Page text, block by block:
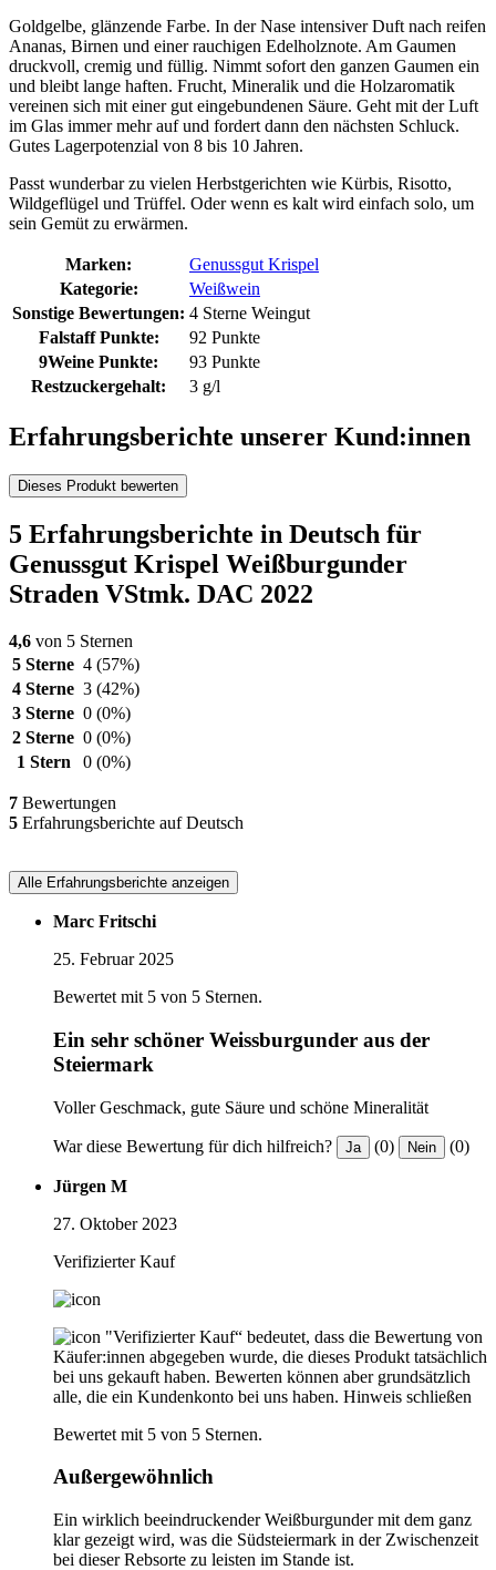
Goldgelbe, glänzende Farbe. In der Nase intensiver Duft nach reifen
Ananas, Birnen und einer rauchigen Edelholznote. Am Gaumen
druckvoll, cremig und füllig. Nimmt sofort den ganzen Gaumen ein
und bleibt lange haften. Frucht, Mineralik und die Holzaromatik
vereinen sich mit einer gut eingebundenen Säure. Geht mit der Luft
im Glas immer mehr auf und fordert dann den nächsten Schluck.
Gutes Lagerpotenzial von 8 bis 10 Jahren.
Passt wunderbar zu vielen Herbstgerichten wie Kürbis, Risotto,
Wildgeflügel und Trüffel. Oder wenn es kalt wird einfach solo, um
sein Gemüt zu erwärmen.
Marken:
Genussgut Krispel
Kategorie:
Weißwein
Sonstige Bewertungen: 4 Sterne Weingut
Falstaff Punkte:
92 Punkte
9Weine Punkte:
93 Punkte
Restzuckergehalt:
3 g/l
Erfahrungsberichte unserer Kund:innen
Dieses Produkt bewerten
5 Erfahrungsberichte in Deutsch für
Genussgut Krispel Weißburgunder
Straden VStmk. DAC 2022
4,6 von 5 Sternen
5 Sterne 4 (57%)
4 Sterne 3 (42%)
3 Sterne 0 (0%)
2 Sterne 0 (0%)
1 Stern
0 (0%)
7 Bewertungen
5 Erfahrungsberichte auf Deutsch
Alle Erfahrungsberichte anzeigen
Marc Fritschi
25. Februar 2025
Bewertet mit 5 von 5 Sternen.
Ein sehr schöner Weissburgunder aus der
Steiermark
Voller Geschmack, gute Säure und schöne Mineralität
War diese Bewertung für dich hilfreich? Ja (0) Nein (0)
Jürgen M
27. Oktober 2023
Verifizierter Kauf
"Verifizierter Kauf“ bedeutet, dass die Bewertung von
Käufer:innen abgegeben wurde, die dieses Produkt tatsächlich
bei uns gekauft haben. Bewerten können aber grundsätzlich
alle, die ein Kundenkonto bei uns haben. Hinweis schließen
Bewertet mit 5 von 5 Sternen.
Außergewöhnlich
Ein wirklich beeindruckender Weißburgunder mit dem ganz
klar gezeigt wird, was die Südsteiermark in der Zwischenzeit
bei dieser Rebsorte zu leisten im Stande ist.